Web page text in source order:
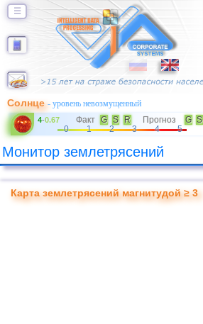
☰
Солнце- уровень невозмущенный
4-0.67 Факт G S R Прогноз G S
0
1 2 3 4 5
Монитор землетрясений
Карта землетрясений магнитудой ≥ 3